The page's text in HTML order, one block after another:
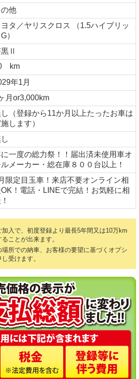
他
ヨタ／ヤリスクロス （1.5ハイブリッ
）
黒Ⅱ
km
年1月
月or3,000km
（登録から11か月以上たったお車は
します）
一度の総力祭！！届出済未使用車オ
メーカー・総在庫８００台以上！
限定目玉車！来店不要オンライン相
！電話・LINEで完結！お気軽に相
入で、初度登録より最長5年間又は10万km
ことが出来ます。
所での納車、お客様の要望に基づくオプシ
受けます。